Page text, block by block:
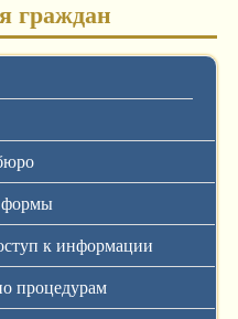
граждан
формы
к информации
процедурам